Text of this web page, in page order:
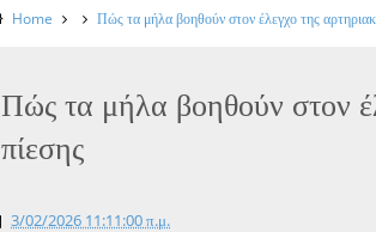
Home Πώς τα μήλα βοηθούν στον έλεγχο της
Πώς τα μήλα βοηθούν στον
πίεσης
3/02/2026 11:11:00 π.μ.